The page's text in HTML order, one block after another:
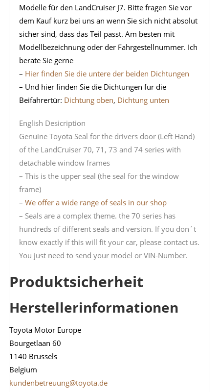
Modelle für den LandCruiser J7. Bitte fragen Sie vor
dem Kauf kurz bei uns an wenn Sie sich nicht absolut
sicher sind, dass das Teil passt. Am besten mit
Modellbezeichnung oder der Fahrgestellnummer. Ich
berate Sie gerne
– Hier finden Sie die untere der beiden Dichtungen
– Und hier finden Sie die Dichtungen für die
Beifahrertür: Dichtung oben, Dichtung unten
English Desicription
Genuine Toyota Seal for the drivers door (Left Hand)
of the LandCruiser 70, 71, 73 and 74 series with
detachable window frames
– This is the upper seal (the seal for the window
frame)
– We offer a wide range of seals in our shop
– Seals are a complex theme. the 70 series has
hundreds of different seals and version. If you don´t
know exactly if this will fit your car, please contact us.
You just need to send your model or VIN-Number.
Produktsicherheit
Herstellerinformationen
Toyota Motor Europe
Bourgetlaan 60
1140 Brussels
Belgium
kundenbetreuung@toyota.de